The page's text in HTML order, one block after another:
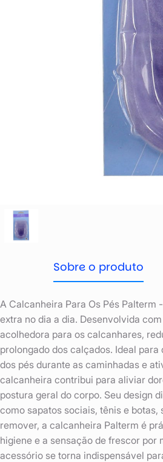
Sobre o produto
A Calcanheira Para Os Pés
extra no dia a dia. Desenvolvida
acolhedora para os calcanhares,
prolongado dos calçados. Ideal
dos pés durante as caminhadas e
calcanheira contribui para aliviar
postura geral do corpo. Seu design
como sapatos sociais, tênis e
remover, a calcanheira Palterm é
higiene e a sensação de frescor
acessório se torna indispensável